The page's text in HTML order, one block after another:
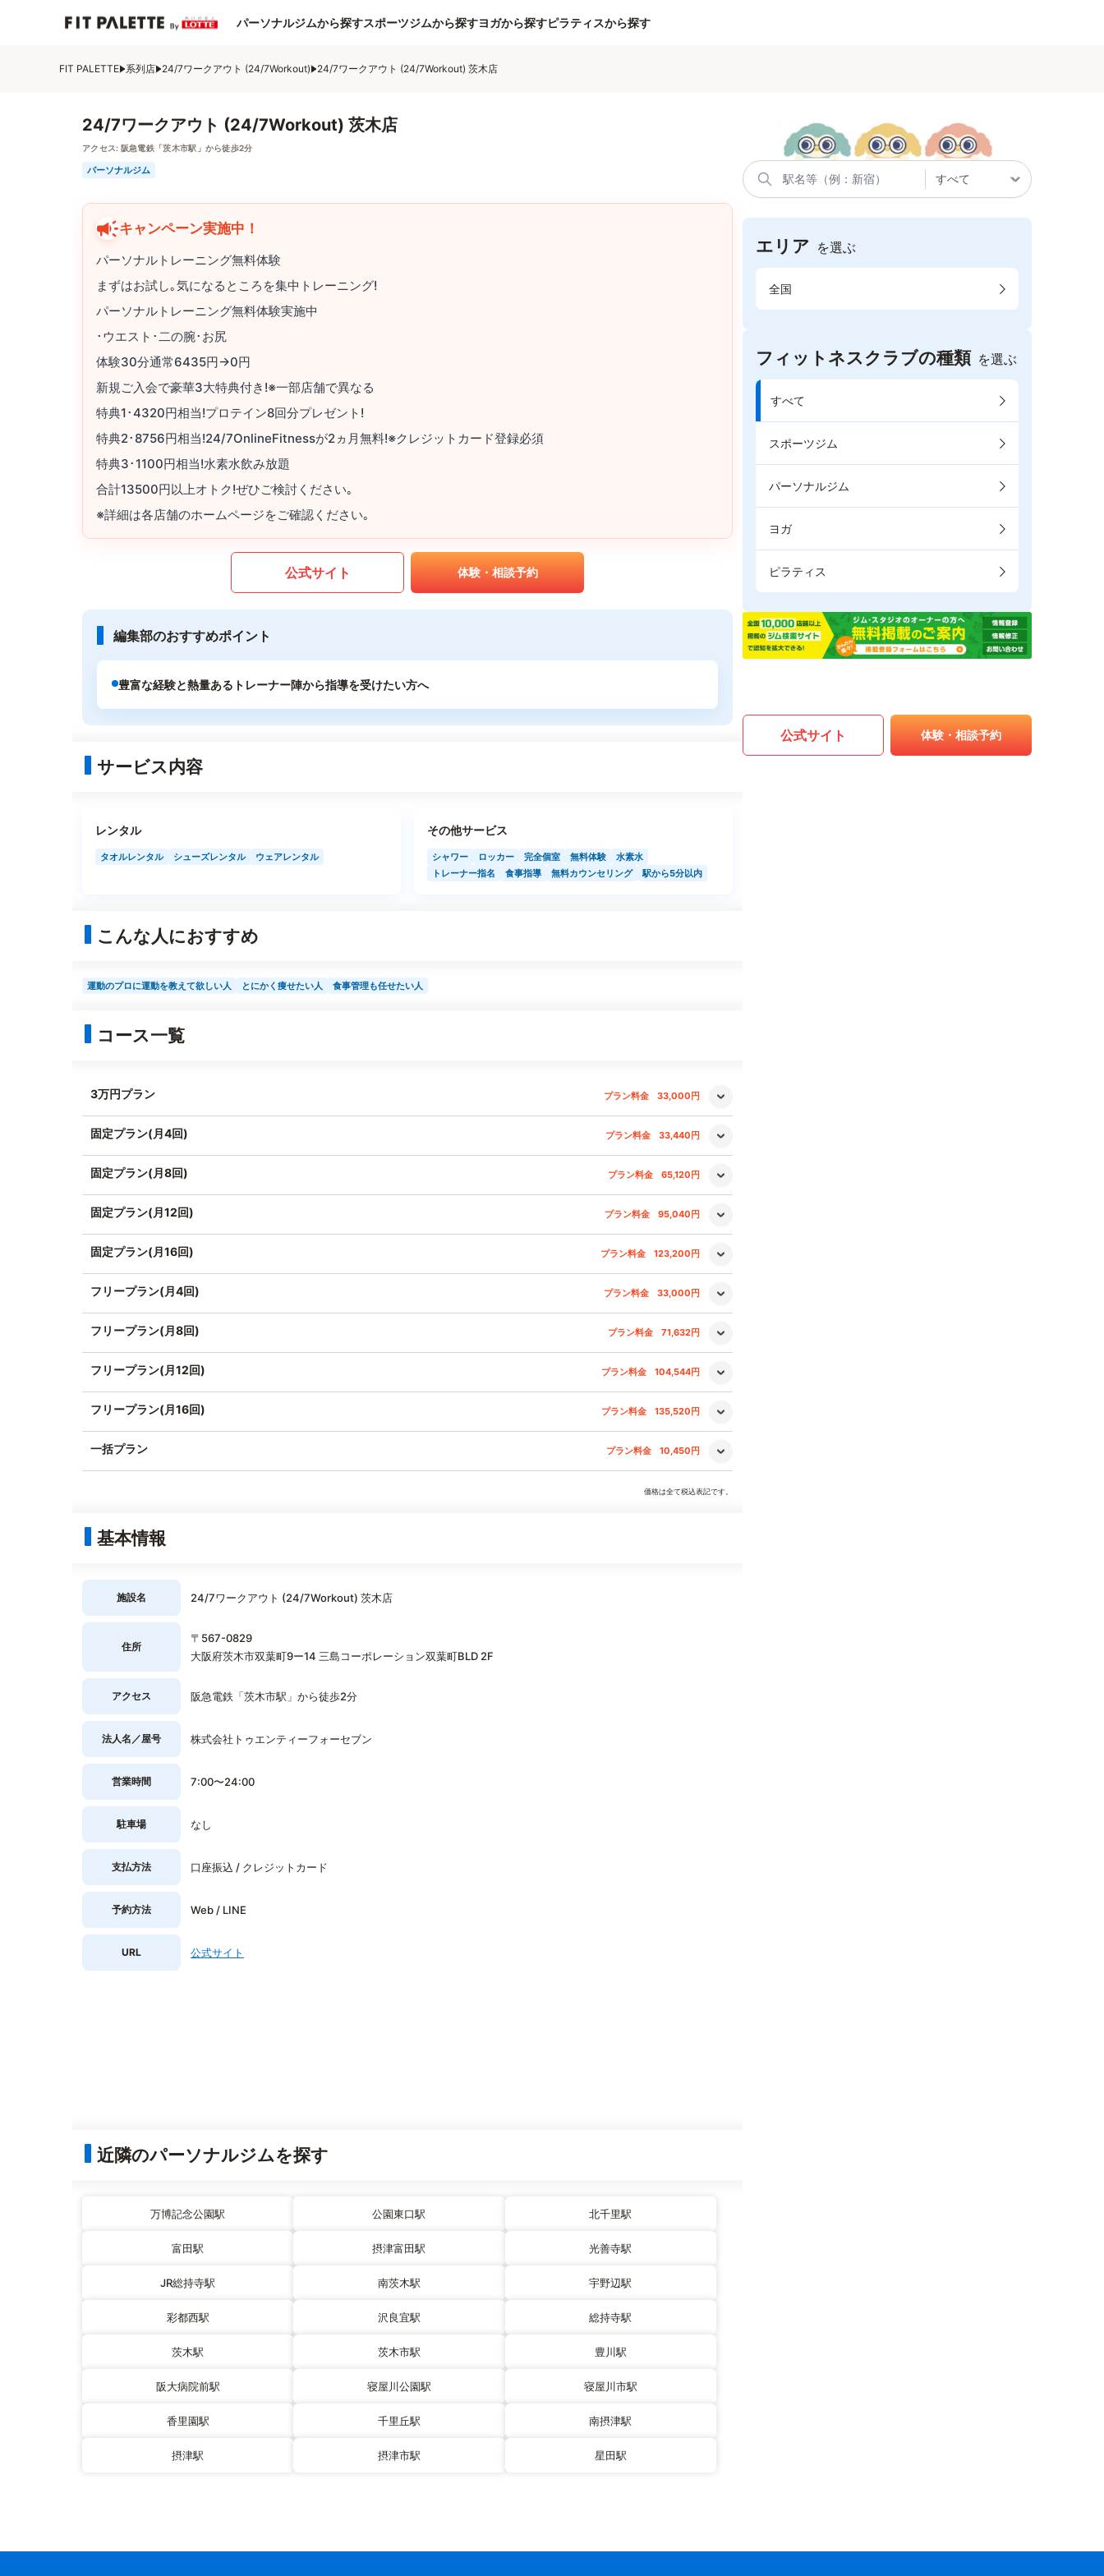
パーソナルジムから探すスポーツジムから探すヨガから探すピラティスから探す
FIT PALETTE 系列店 24/7ワークアウト (24/7Workout) 24/7ワークアウト (24/7Workout) 茨木店
24/7ワークアウト (24/7Workout) 茨木店
アクセス: 阪急電鉄「茨木市駅」から徒歩2分
パーソナルジム
キャンペーン実施中！
パーソナルトレーニング無料体験
まずはお試し｡気になるところを集中トレーニング!
パーソナルトレーニング無料体験実施中
･ウエスト･二の腕･お尻
体験30分通常6435円→0円
新規ご入会で豪華3大特典付き!※一部店舗で異なる
特典1･4320円相当!プロテイン8回分プレゼント!
特典2･8756円相当!24/7OnlineFitnessが2ヵ月無料!※クレジットカード登録必須
特典3･1100円相当!水素水飲み放題
合計13500円以上オトク!ぜひご検討ください｡
※詳細は各店舗のホームページをご確認ください｡
公式サイト 体験・相談予約
編集部のおすすめポイント
豊富な経験と熱量あるトレーナー陣から指導を受けたい方へ
サービス内容
レンタル
タオルレンタル シューズレンタル ウェアレンタル
その他サービス
シャワー ロッカー 完全個室 無料体験
水素水
トレーナー指名
食事指導 無料カウンセリング 駅から5分以内
こんな人におすすめ
運動のプロに運動を教えて欲しい人 とにかく痩せたい人 食事管理も任せたい人
コース一覧
3万円プラン プラン料金 33,000円
固定プラン(月4回) プラン料金 33,440円
固定プラン(月8回) プラン料金 65,120円
固定プラン(月12回) プラン料金 95,040円
固定プラン(月16回) プラン料金 123,200円
フリープラン(月4回) プラン料金 33,000円
フリープラン(月8回) プラン料金 71,632円
フリープラン(月12回) プラン料金 104,544円
フリープラン(月16回) プラン料金 135,520円
一括プラン プラン料金 10,450円
価格は全て税込表記です。
基本情報
施設名 24/7ワークアウト (24/7Workout) 茨木店
住所
〒567-0829
大阪府茨木市双葉町9ー14 三島コーポレーション双葉町BLD 2F
アクセス 阪急電鉄「茨木市駅」から徒歩2分
法人名／屋号 株式会社トゥエンティーフォーセブン
営業時間 7:00〜24:00
駐車場 なし
支払方法 口座振込 / クレジットカード
予約方法 Web / LINE
URL 公式サイト
近隣のパーソナルジムを探す
万博記念公園駅 公園東口駅 北千里駅
富田駅 摂津富田駅 光善寺駅
JR総持寺駅 南茨木駅 宇野辺駅
彩都西駅 沢良宜駅 総持寺駅
茨木駅 茨木市駅 豊川駅
阪大病院前駅 寝屋川公園駅 寝屋川市駅
香里園駅 千里丘駅 南摂津駅
摂津駅 摂津市駅 星田駅
エリア を選ぶ
全国
フィットネスクラブの種類 を選ぶ
すべて
スポーツジム
パーソナルジム
ヨガ
ピラティス
公式サイト 体験・相談予約